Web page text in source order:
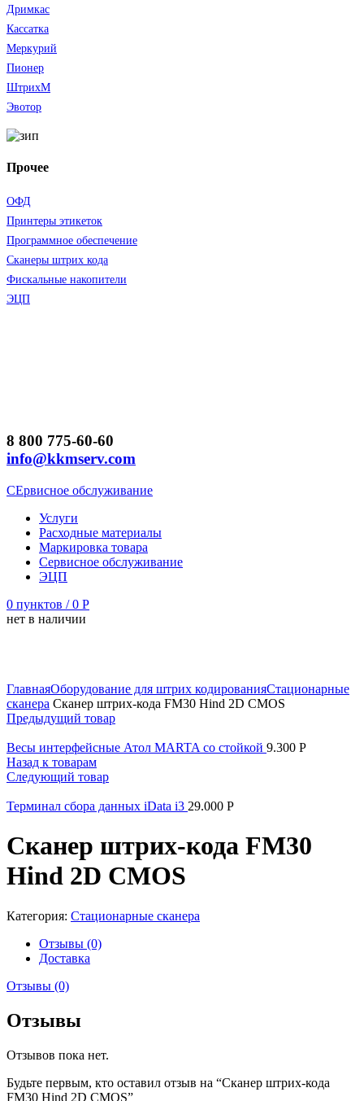
Дримкас
Кассатка
Меркурий
Пионер
ШтрихМ
Эвотор
Прочее
ОФД
Принтеры этикеток
Программное обеспечение
Сканеры штрих кода
Фискальные накопители
ЭЦП
8 800 775-60-60
info@kkmserv.com
СЕрвисное обслуживание
Услуги
Расходные материалы
Маркировка товара
Сервисное обслуживание
ЭЦП
0 пунктов / 0 Р
нет в наличии
ГлавнаяОборудование для штрих кодированияСтационарные
сканера Сканер штрих-кода FM30 Hind 2D CMOS
Предыдущий товар
Весы интерфейсные Атол MARTA со стойкой 9.300 Р
Назад к товарам
Следующий товар
Терминал сбора данных iData i3 29.000 Р
Сканер штрих-кода FM30
Hind 2D CMOS
Категория: Стационарные сканера
Отзывы (0)
Доставка
Отзывы (0)
Отзывы
Отзывов пока нет.
Будьте первым, кто оставил отзыв на “Сканер штрих-кода
FM30 Hind 2D CMOS”